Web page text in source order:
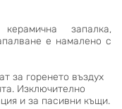
запалка,
е намалено с
за горенето въздух
Изключително
и за пасивни къщи.